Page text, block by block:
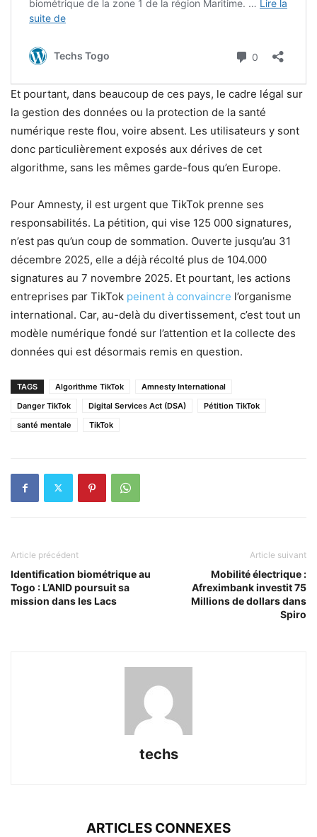
Et pourtant, dans beaucoup de ces pays, le cadre légal sur
la gestion des données ou la protection de la santé
numérique reste flou, voire absent. Les utilisateurs y sont
donc particulièrement exposés aux dérives de cet
algorithme, sans les mêmes garde-fous qu’en Europe.
Pour Amnesty, il est urgent que TikTok prenne ses
responsabilités. La pétition, qui vise 125 000 signatures,
n’est pas qu’un coup de sommation. Ouverte jusqu’au 31
décembre 2025, elle a déjà récolté plus de 104.000
signatures au 7 novembre 2025. Et pourtant, les actions
entreprises par TikTok peinent à convaincre l’organisme
international. Car, au-delà du divertissement, c’est tout un
modèle numérique fondé sur l’attention et la collecte des
données qui est désormais remis en question.
TAGS Algorithme TikTok
Amnesty International
Danger TikTok
Digital Services Act (DSA)
Pétition TikTok
santé mentale
TikTok
Article précédent
Identification biométrique au
Togo : L’ANID poursuit sa
mission dans les Lacs
Article suivant
Mobilité électrique :
Afreximbank investit 75
Millions de dollars dans
Spiro
techs
ARTICLES CONNEXES